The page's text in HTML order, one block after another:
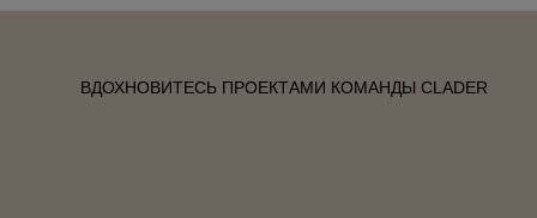
ВДОХНОВИТЕСЬ ПРОЕКТАМИ КОМАНДЫ CLADER